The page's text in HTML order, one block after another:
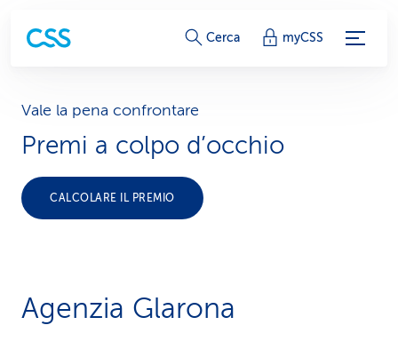
c
l
l
e
g
e
Cerca myCSS
Vale la pena confrontare
Premi a colpo d’occhio
CALCOLARE IL PREMIO
Agenzia Glarona